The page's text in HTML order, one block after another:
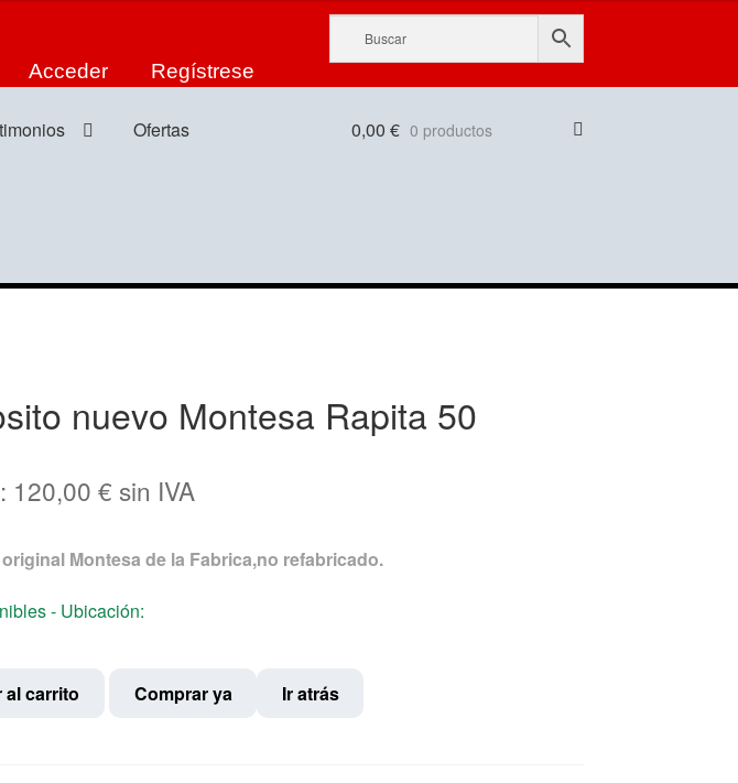
Acceder Regístrese
Ofertas 0,00 € 0 productos
nuevo Montesa Rapita 50
120,00 € sin IVA
Montesa de la Fabrica,no refabricado.
- Ubicación:
al carrito Comprar ya Ir atrás